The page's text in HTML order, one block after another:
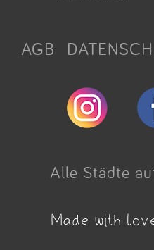
AGB
Alle Städte
Made with